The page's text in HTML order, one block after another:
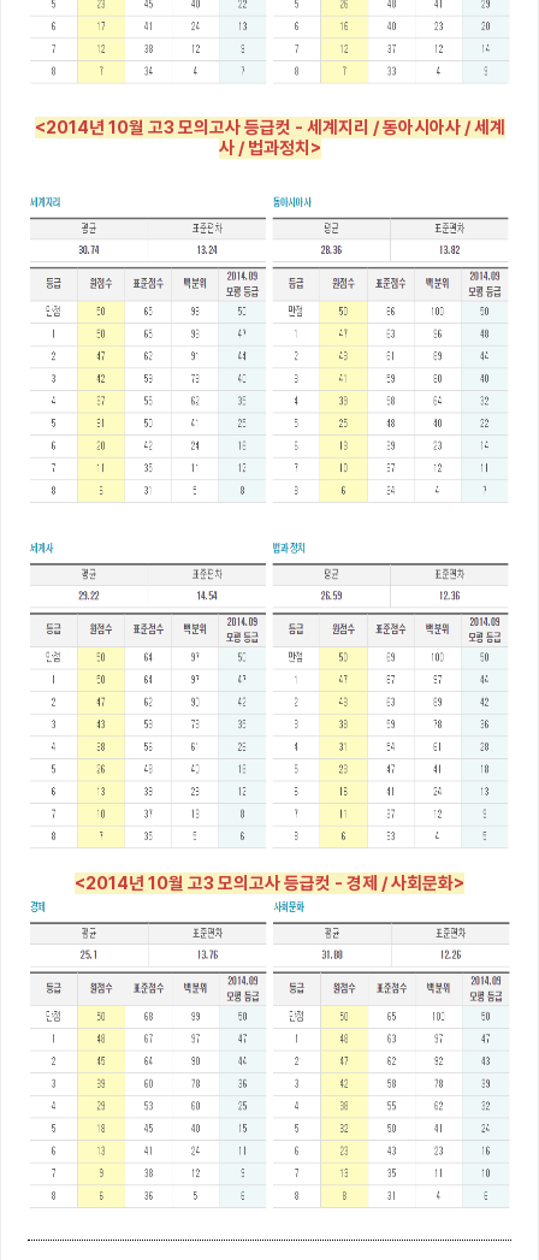
<2014년 10월 고3 모의고사 등급컷 - 세계지리 / 동아시아사 / 세계
사 / 법과정치>
<2014년 10월 고3 모의고사 등급컷 - 경제 / 사회문화>